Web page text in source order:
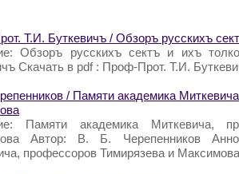
Т.И. Буткевичъ / Обзоръ русскихъ
Обзоръ русскихъ сектъ и ихъ
Скачать в pdf : Проф-Прот. Т.И.
/ Памяти академика
Памяти академика Миткевича,
Автор: В. Б. Черепенников
профессоров Тимирязева и Максимова